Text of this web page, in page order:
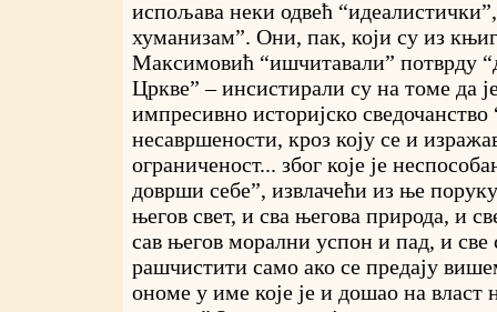
испољава неки одвећ
хуманизам”. Они, пак, који су из
Максимовић “ишчитавали” потврду
Цркве” – инсистирали су на томе да
импресивно историјско сведочанство
несавршености, кроз коју се и
ограниченост... због које је
доврши себе”, извлачећи из ње
његов свет, и сва његова природа, и
сав његов морални успон и пад, и све
рашчистити само ако се предају
ономе у име које је и дошао на власт